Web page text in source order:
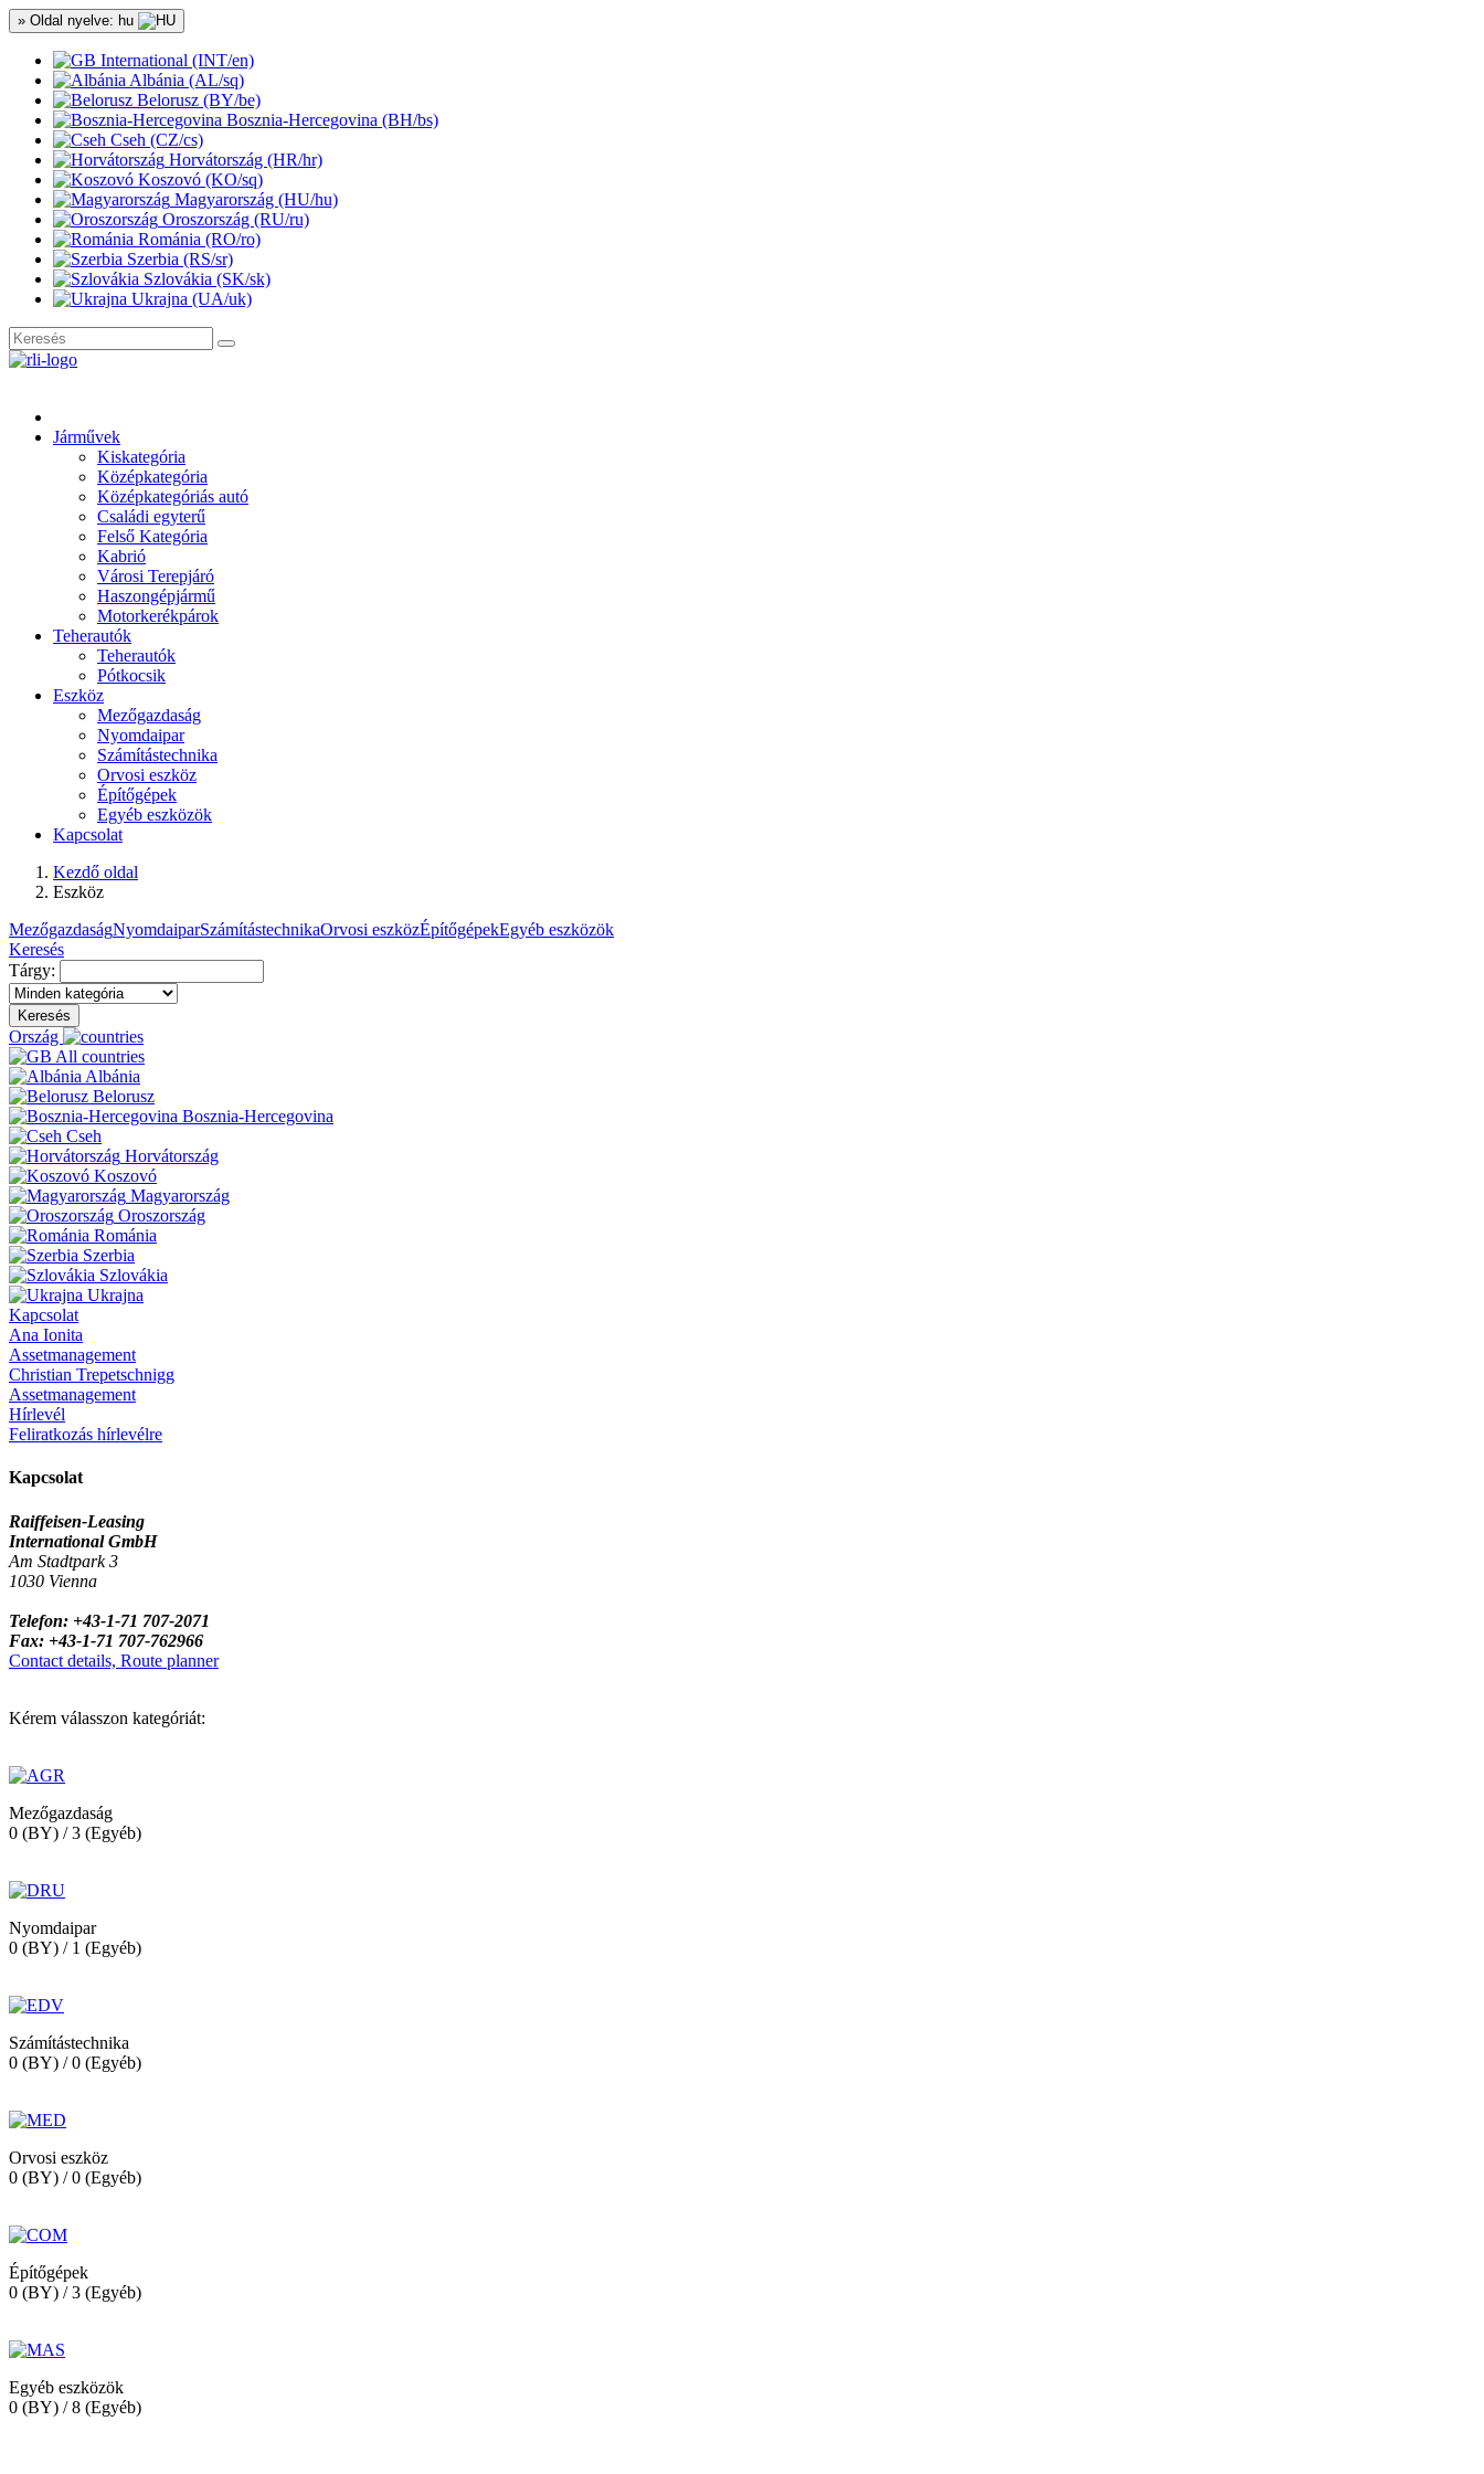
» Oldal nyelve: hu
International (INT/en)
Albánia (AL/sq)
Belorusz (BY/be)
Bosznia-Hercegovina (BH/bs)
Cseh (CZ/cs)
Horvátország (HR/hr)
Koszovó (KO/sq)
Magyarország (HU/hu)
Oroszország (RU/ru)
Románia (RO/ro)
Szerbia (RS/sr)
Szlovákia (SK/sk)
Ukrajna (UA/uk)
Járművek
Kiskategória
Középkategória
Középkategóriás autó
Családi egyterű
Felső Kategória
Kabrió
Városi Terepjáró
Haszongépjármű
Motorkerékpárok
Teherautók
Teherautók
Pótkocsik
Eszköz
Mezőgazdaság
Nyomdaipar
Számítástechnika
Orvosi eszköz
Építőgépek
Egyéb eszközök
Kapcsolat
Kezdő oldal
Eszköz
MezőgazdaságNyomdaiparSzámítástechnikaOrvosi eszközÉpítőgépekEgyéb eszközök
Keresés
Tárgy:
Keresés
Ország
All countries
Albánia
Belorusz
Bosznia-Hercegovina
Cseh
Horvátország
Koszovó
Magyarország
Oroszország
Románia
Szerbia
Szlovákia
Ukrajna
Kapcsolat
Ana Ionita
Assetmanagement
Christian Trepetschnigg
Assetmanagement
Hírlevél
Feliratkozás hírlevélre
Kapcsolat
Raiffeisen-Leasing
International GmbH
Am Stadtpark 3
1030 Vienna
Telefon: +43-1-71 707-2071
Fax: +43-1-71 707-762966
Contact details, Route planner
Kérem válasszon kategóriát:
Mezőgazdaság
0 (BY) / 3 (Egyéb)
Nyomdaipar
0 (BY) / 1 (Egyéb)
Számítástechnika
0 (BY) / 0 (Egyéb)
Orvosi eszköz
0 (BY) / 0 (Egyéb)
Építőgépek
0 (BY) / 3 (Egyéb)
Egyéb eszközök
0 (BY) / 8 (Egyéb)